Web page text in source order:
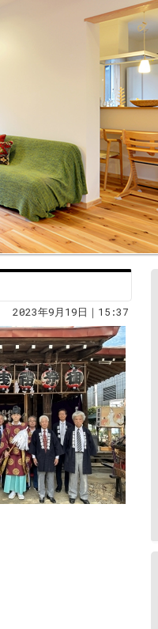
2023年9月19日｜15:37